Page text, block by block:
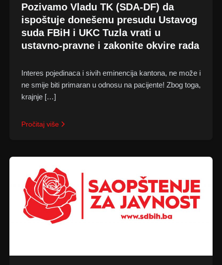
Pozivamo Vladu TK (SDA-DF) da
ispoštuje donešenu presudu Ustavog
suda FBiH i UKC Tuzla vrati u
ustavno-pravne i zakonite okvire rada
Interes pojedinaca i sivih eminencija kantona, ne može i
ne smije biti primaran u odnosu na pacijente! Zbog toga,
krajnje […]
Pročitaj više